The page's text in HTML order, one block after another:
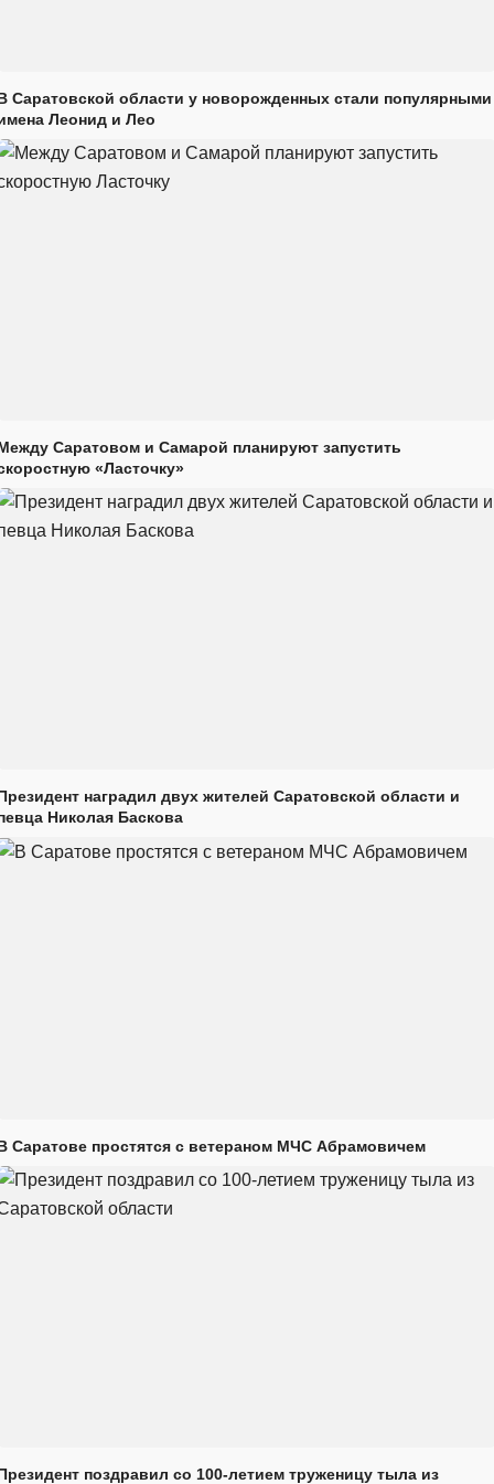
Саратовской области у новорожденных стали популярными
Леонид и Лео
Саратовом и Самарой планируют запустить
«Ласточку»
наградил двух жителей Саратовской области и
Николая Баскова
Саратове простятся с ветераном МЧС Абрамовичем
поздравил со 100-летием труженицу тыла из